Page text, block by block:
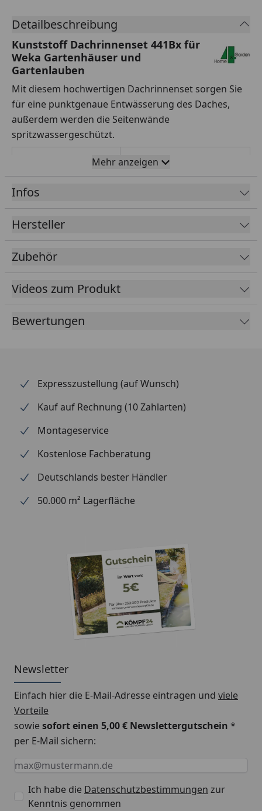
Detailbeschreibung
Kunststoff Dachrinnenset 441Bx für
Weka Gartenhäuser und
Gartenlauben
Mit diesem hochwertigen Dachrinnenset sorgen Sie
für eine punktgenaue Entwässerung des Daches,
außerdem werden die Seitenwände
spritzwassergeschützt.
Gartenhaus Mediterrana
4-Eck 238 x 238 cm (mit
Rinnenlänge
4 x 350 cm
Rinnenbreite
Fallrohrdurchmesser
Lieferumfang
Rinnenrohre
2 Fallrohre
Kunststoffhalter
Montageanleitung
optional erhältlich
(siehe Reiter
"Zubehör")
Regensammler mit
Bitte beachten Sie: Für die Montage werden
Traufbretter benötigt.
Schrauben für die Befestigung der Rinnenhalter sind
nicht im Lieferumfang enthalten.
Montageanleitung Wulstrinne Typ 250
(Rinnenbreite 78 mm)
Mehr anzeigen
Infos
Hersteller
Zubehör
Videos zum Produkt
Bewertungen
Expresszustellung (auf Wunsch)
Kauf auf Rechnung (10 Zahlarten)
Montageservice
Kostenlose Fachberatung
Deutschlands bester Händler
50.000 m² Lagerfläche
Newsletter
Einfach hier die E-Mail-Adresse eintragen und viele
Vorteile
sowiesofort einen 5,00 € Newslettergutschein *
per E-Mail sichern:
Keine Eingabe erforderlich
Eingabe erforderlich
E-Mail *
Ich habe die Datenschutzbestimmungen zur
Kenntnis genommen